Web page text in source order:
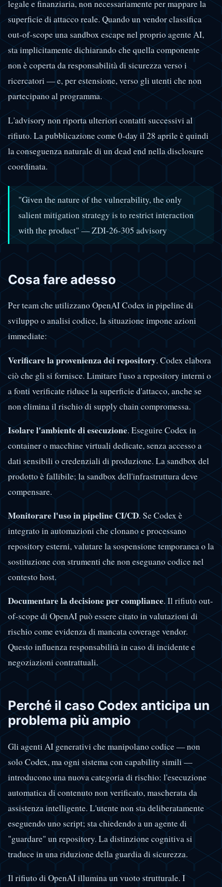
legale e finanziaria, non necessariamente per mappare la
superficie di attacco reale. Quando un vendor classifica
out-of-scope una sandbox escape nel proprio agente AI,
sta implicitamente dichiarando che quella componente
non è coperta da responsabilità di sicurezza verso i
ricercatori — e, per estensione, verso gli utenti che non
partecipano al programma.
L'advisory non riporta ulteriori contatti successivi al
rifiuto. La pubblicazione come 0-day il 28 aprile è quindi
la conseguenza naturale di un dead end nella disclosure
coordinata.
"Given the nature of the vulnerability, the only
salient mitigation strategy is to restrict interaction
with the product" — ZDI-26-305 advisory
Cosa fare adesso
Per team che utilizzano OpenAI Codex in pipeline di
sviluppo o analisi codice, la situazione impone azioni
immediate:
Verificare la provenienza dei repository. Codex elabora
ciò che gli si fornisce. Limitare l'uso a repository interni o
a fonti verificate riduce la superficie d'attacco, anche se
non elimina il rischio di supply chain compromessa.
Isolare l'ambiente di esecuzione. Eseguire Codex in
container o macchine virtuali dedicate, senza accesso a
dati sensibili o credenziali di produzione. La sandbox del
prodotto è fallibile; la sandbox dell'infrastruttura deve
compensare.
Monitorare l'uso in pipeline CI/CD. Se Codex è
integrato in automazioni che clonano e processano
repository esterni, valutare la sospensione temporanea o la
sostituzione con strumenti che non eseguano codice nel
contesto host.
Documentare la decisione per compliance. Il rifiuto out-
of-scope di OpenAI può essere citato in valutazioni di
rischio come evidenza di mancata coverage vendor.
Questo influenza responsabilità in caso di incidente e
negoziazioni contrattuali.
Perché il caso Codex anticipa un
problema più ampio
Gli agenti AI generativi che manipolano codice — non
solo Codex, ma ogni sistema con capability simili —
introducono una nuova categoria di rischio: l'esecuzione
automatica di contenuto non verificato, mascherata da
assistenza intelligente. L'utente non sta deliberatamente
eseguendo uno script; sta chiedendo a un agente di
"guardare" un repository. La distinzione cognitiva si
traduce in una riduzione della guardia di sicurezza.
Il rifiuto di OpenAI illumina un vuoto strutturale. I